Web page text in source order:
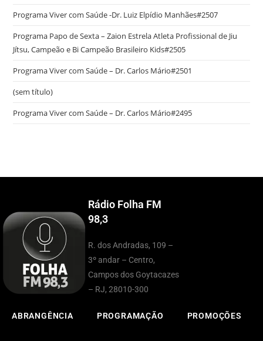
Programa Viver com Saúde -Dr. Luiz Elpídio Manhães#2507
Programa Papo de Sexta – Zaion Estrela Atleta Profissional de Jiu
Jítsu, Campeão e Bi Campeão Brasileiro Kids#2505
Programa Viver com Saúde – Dr. Carlos Mário#2501
(sem título)
Programa Viver com Saúde – Dr. Carlos Mário#2495
Rádio Folha FM
98,3
R. dos Andradas, 109 –
3º andar – Centro,
Campos dos Goytacazes
– RJ, 28010-300
ABRANGÊNCIA PROGRAMAÇÃO PROMOÇÕES